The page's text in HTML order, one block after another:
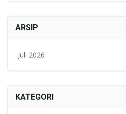
ARSIP
Juli 2026
KATEGORI